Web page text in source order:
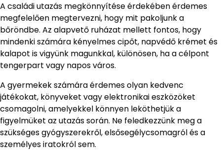
A családi utazás megkönnyítése érdekében érdemes
megfelelően megtervezni, hogy mit pakoljunk a
bőröndbe. Az alapvető ruházat mellett fontos, hogy
mindenki számára kényelmes cipőt, napvédő krémet és
kalapot is vigyünk magunkkal, különösen, ha a célpont
tengerpart vagy napos város.
A gyermekek számára érdemes olyan kedvenc
játékokat, könyveket vagy elektronikai eszközöket
csomagolni, amelyekkel könnyen leköthetjük a
figyelmüket az utazás során. Ne feledkezzünk meg a
szükséges gyógyszerekről, elsősegélycsomagról és a
személyes iratokról sem.